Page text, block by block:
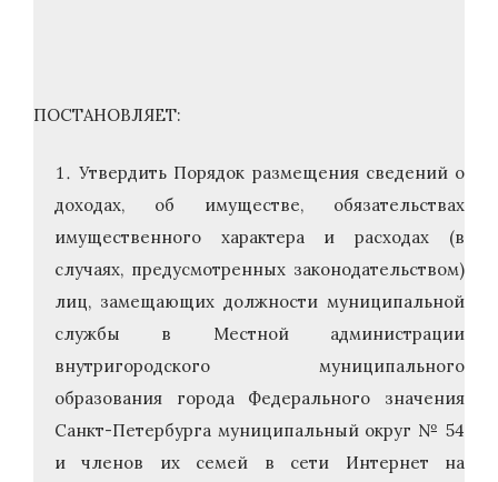
ПОСТАНОВЛЯЕТ:
Утвердить Порядок размещения сведений о
доходах, об имуществе, обязательствах
имущественного характера и расходах (в
случаях, предусмотренных законодательством)
лиц, замещающих должности муниципальной
службы в Местной администрации
внутригородского муниципального
образования города Федерального значения
Санкт-Петербурга муниципальный округ № 54
и членов их семей в сети Интернет на